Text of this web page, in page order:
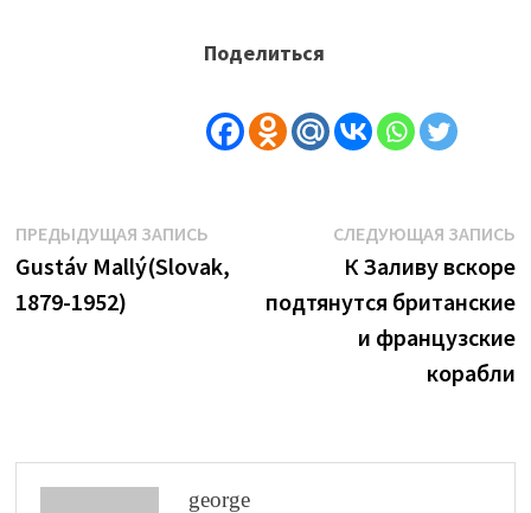
Поделиться
Навигация
по
записям
ПРЕДЫДУЩАЯ ЗАПИСЬПредыдущая
запись:
Gustáv Mallý(Slovak,
1879-1952)
СЛЕДУЮЩАЯ ЗАПИСЬ
К Заливу вскоре
подтянутся британские
и французские
корабли
george